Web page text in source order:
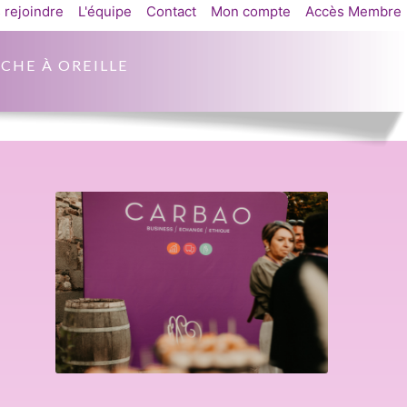
À OREILLE
rejoindre L'équipe Contact Mon compte Accès Membre